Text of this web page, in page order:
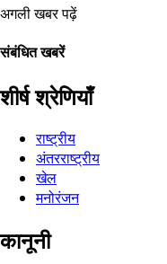
अगली खबर पढ़ें
संबंधित खबरें
शीर्ष श्रेणियाँ
राष्ट्रीय
अंतरराष्ट्रीय
खेल
मनोरंजन
कानूनी